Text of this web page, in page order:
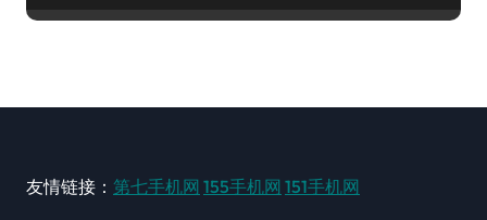
友情链接： 第七手机网 155手机网 151手机网